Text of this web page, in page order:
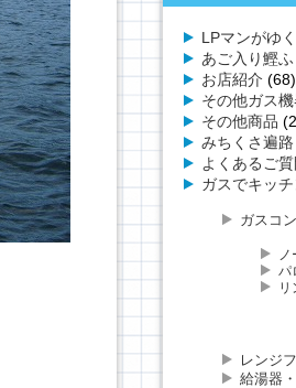
LPマンがゆく
あご入り鰹
お店紹介 (68)
その他ガス機
その他商品
みちくさ遍路
よくあるご質
ガスでキッチ
ガスコ
パ
リ
レンジ
給湯器